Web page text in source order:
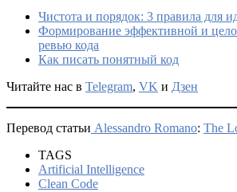
Чистота и порядок: 3 правила для
Формирование эффективной и
ревью кода
Как писать понятный код
Читайте нас в Telegram, VK и Дзен
Перевод статьи Alessandro Romano: The
TAGS
Artificial Intelligence
Clean Code